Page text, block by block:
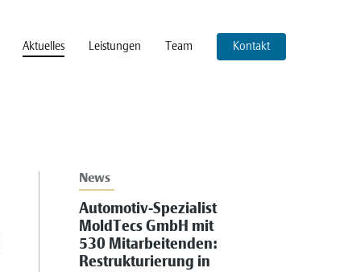
Aktuelles Leistungen Team Kontakt
News
Automotiv-Spezialist
MoldTecs GmbH mit
530 Mitarbeitenden:
Restrukturierung in